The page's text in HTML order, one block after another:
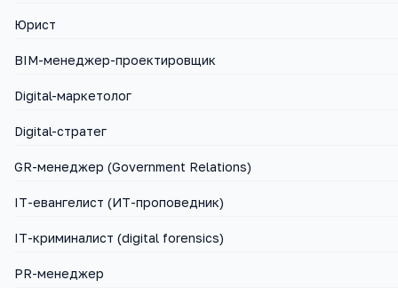
Юрист
BIM-менеджер-проектировщик
Digital-маркетолог
Digital-стратег
GR-менеджер (Government Relations)
IT-евангелист (ИТ-проповедник)
IT-криминалист (digital forensics)
PR-менеджер